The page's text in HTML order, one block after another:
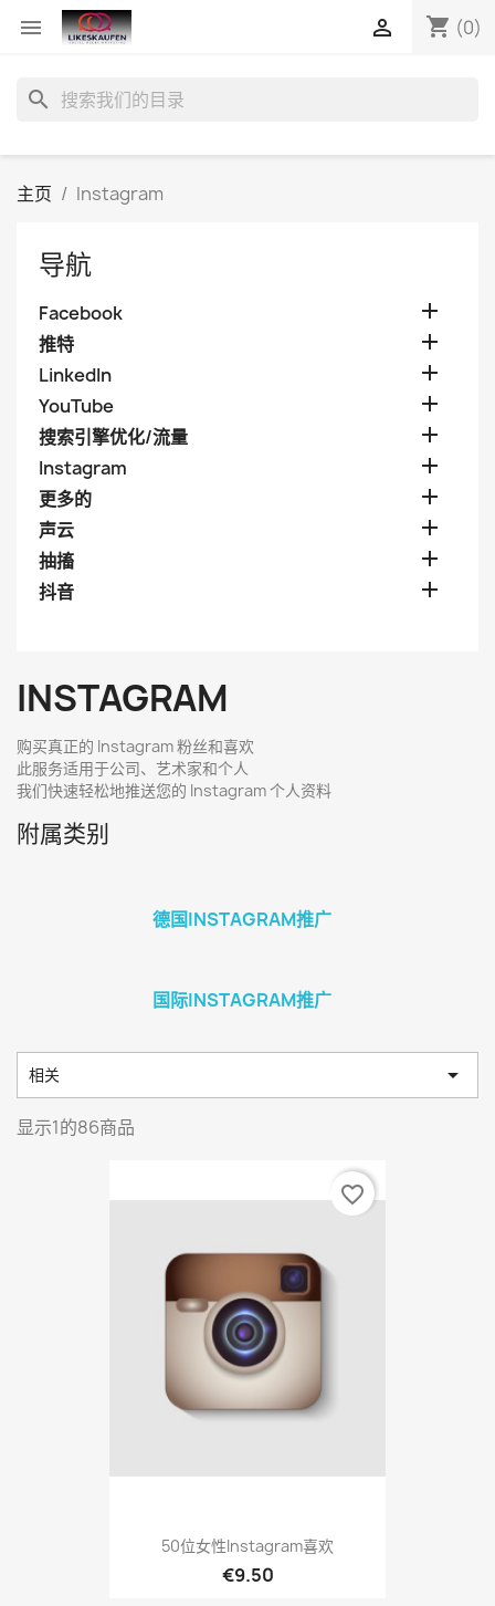
 shopping_cart (0)

search
主页 Instagram
导航
Facebook 
推特 
LinkedIn 
YouTube 
搜索引擎优化/流量 
Instagram 
更多的 
声云 
抽搐 
抖音 
INSTAGRAM
购买真正的 Instagram 粉丝和喜欢
此服务适用于公司、艺术家和个人
我们快速轻松地推送您的 Instagram 个人资料
附属类别
德国INSTAGRAM推广
国际INSTAGRAM推广
相关 
显示1的86商品
50位女性Instagram喜欢
€9.50
favorite_border